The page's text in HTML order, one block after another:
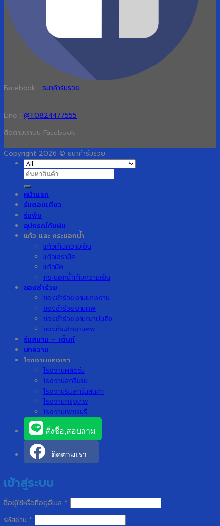
Facebook : ธนาค้าร่มรวย
Line : @T0824477555
ติดตามเราบน Facebook
Copyright 2026 © ธนาค้าร่มรวย
ค้นหา:
หน้าแรก
ร่มตอนเดียว
ร่มพับ
อุปกรณ์กันฝน
แก้ว และ กระบอกน้ำ
แก้วเก็บความเย็น
แก้วเซรามิค
แก้วมัค
กระบอกน้ำเก็บความเย็น
ของชำร่วย
ของชำร่วยงานแต่งงาน
ของชำร่วยงานศพ
ของชำร่วยงานฌาปนกิจ
ของที่ระลึกงานศพ
ร่มสนาม – เต็นท์
บทความ
โรงงานของเรา
โรงงานผลิตร่ม
โรงงานสกรีนร่ม
โรงงานรับสกรีนสินค้า
โรงงานกรุงเทพ
โรงงานเพชรบุรี
สั่งซื้อ,สอบถาม
ติดตามเรา
เข้าสู่ระบบ
ชื่อผู้ใช้หรือที่อยู่อีเมล *
รหัสผ่าน *